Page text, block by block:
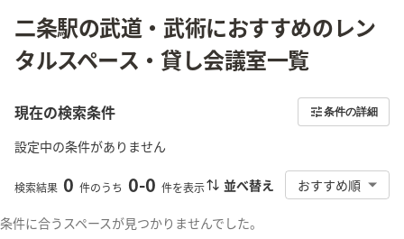
二条駅の武道・武術におすすめのレン
タルスペース・貸し会議室一覧
現在の検索条件 条件の詳細
設定中の条件がありません
検索結果 0 件のうち 0-0 件を表示 並べ替え おすすめ順
条件に合うスペースが見つかりませんでした。